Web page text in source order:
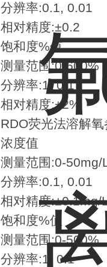
分辨率:0.1, 0.01
相对精度:±0.2
饱和度%值
测量范围:0-600%
分辨率:1, 0.1
相对精度:±2%
RDO荧光法溶解
浓度值
测量范围:0-50mg/
分辨率:0.1, 0.01
相对精度:±0.1mg/
饱和度%值
测量范围:0-500%
分辨率:1, 0.1